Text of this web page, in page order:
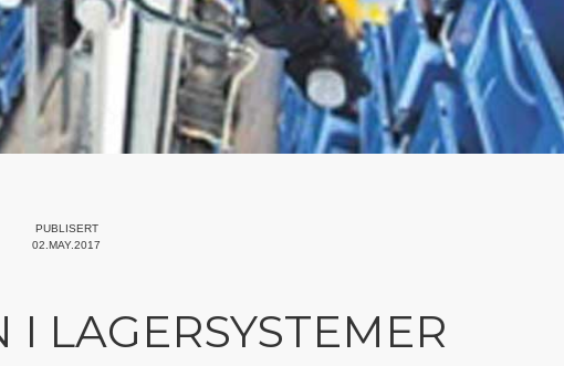
PUBLISERT
02.MAY.2017
LAGERSYSTEMER